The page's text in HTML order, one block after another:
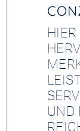
UND